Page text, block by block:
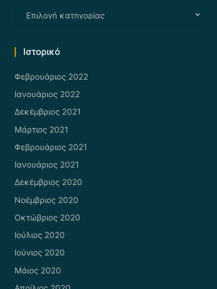
Kατηγορίες
Ιστορικό
Φεβρουάριος 2022
Ιανουάριος 2022
Δεκέμβριος 2021
Μάρτιος 2021
Φεβρουάριος 2021
Ιανουάριος 2021
Δεκέμβριος 2020
Νοέμβριος 2020
Οκτώβριος 2020
Ιούλιος 2020
Ιούνιος 2020
Μάιος 2020